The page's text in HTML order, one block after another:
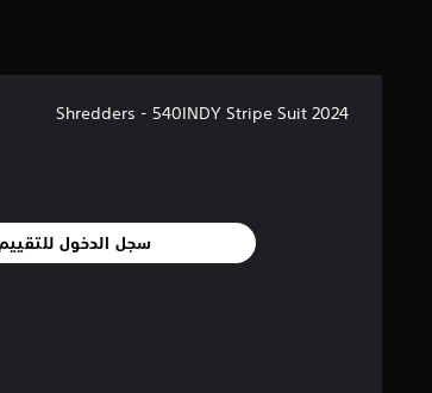
Shredders - 540INDY Stripe Suit 2024
سجل الدخول